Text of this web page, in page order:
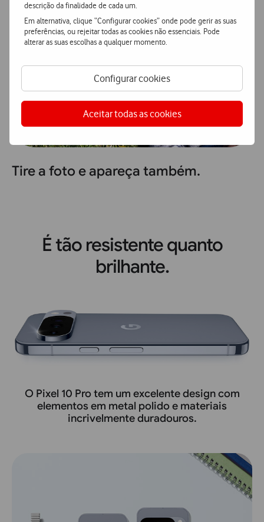
descrição da finalidade de cada um.
Em alternativa, clique “Configurar cookies” onde pode gerir as suas
preferências, ou rejeitar todas as cookies não essenciais. Pode
alterar as suas escolhas a qualquer momento.
Configurar cookies
Aceitar todas as cookies
Tire a foto e apareça também.
É tão resistente quanto
brilhante.
O Pixel 10 Pro tem um excelente design com
elementos em metal polido e materiais
incrivelmente duradouros.